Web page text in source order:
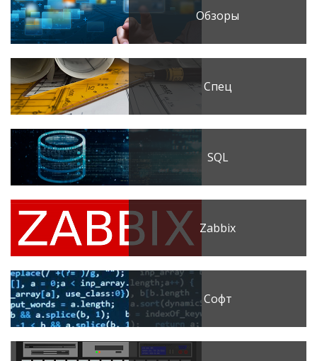
Обзоры
Спец
SQL
Zabbix
Софт